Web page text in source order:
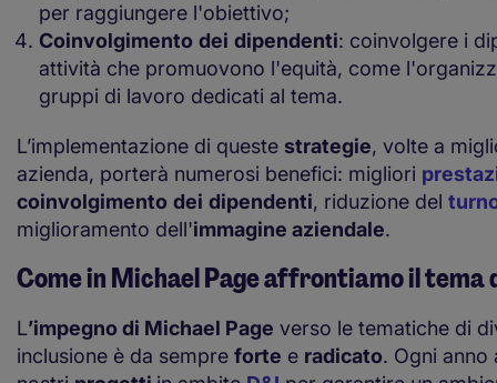
per raggiungere l'obiettivo;
Coinvolgimento dei dipendenti: coinvolgere i
attività che promuovono l'equità, come
gruppi di lavoro dedicati al tema.
L’implementazione di queste strategie, volte a
azienda, porterà numerosi benefici: migliori
coinvolgimento dei dipendenti, riduzione del
miglioramento dell'immagine aziendale.
Come in Michael Page affrontiamo il tema
L’impegno di Michael Page verso le tematiche di
inclusione è da sempre forte e radicato. Ogni anno